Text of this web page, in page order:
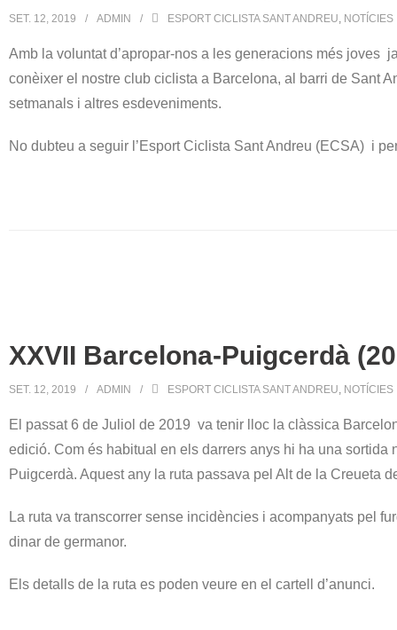
SET. 12, 2019 ADMIN ESPORT CICLISTA SANT ANDREU, NOTÍCIES
Amb la voluntat d’apropar-nos a les generacions més joves
conèixer el nostre club ciclista a Barcelona, al barri de Sant
setmanals i altres esdeveniments.
No dubteu a seguir l’Esport Ciclista Sant Andreu (ECSA) i
XXVII Barcelona-Puigcerdà
SET. 12, 2019 ADMIN ESPORT CICLISTA SANT ANDREU, NOTÍCIES
El passat 6 de Juliol de 2019 va tenir lloc la clàssica
edició. Com és habitual en els darrers anys hi ha una
Puigcerdà. Aquest any la ruta passava pel Alt de la Creueta
La ruta va transcorrer sense incidències i acompanyats pel
dinar de germanor.
Els detalls de la ruta es poden veure en el cartell d’anunci.